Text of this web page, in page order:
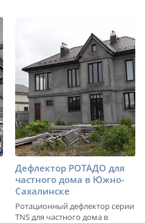
Дефлектор РОТАДО для
частного дома в Южно-
Сахалинске
Ротационный дефлектор серии
TNS для частного дома в